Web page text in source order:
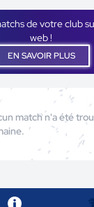
de votre club
web !
EN SAVOIR PLUS
match n'a été